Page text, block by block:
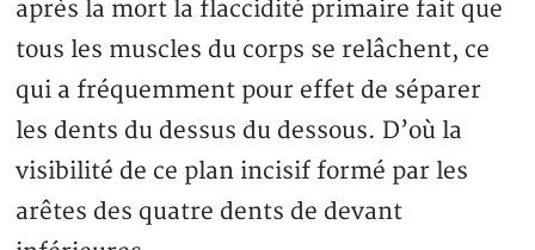
après la mort la flaccidité primaire fait que
tous les muscles du corps se relâchent, ce
qui a fréquemment pour effet de séparer
les dents du dessus du dessous. D’où la
visibilité de ce plan incisif formé par les
arêtes des quatre dents de devant